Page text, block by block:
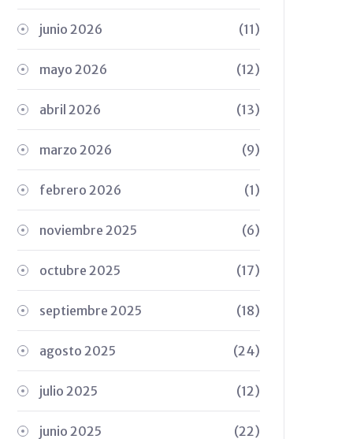
junio 2026 (11)
mayo 2026 (12)
abril 2026 (13)
marzo 2026 (9)
febrero 2026 (1)
noviembre 2025 (6)
octubre 2025 (17)
septiembre 2025 (18)
agosto 2025 (24)
julio 2025 (12)
junio 2025 (22)